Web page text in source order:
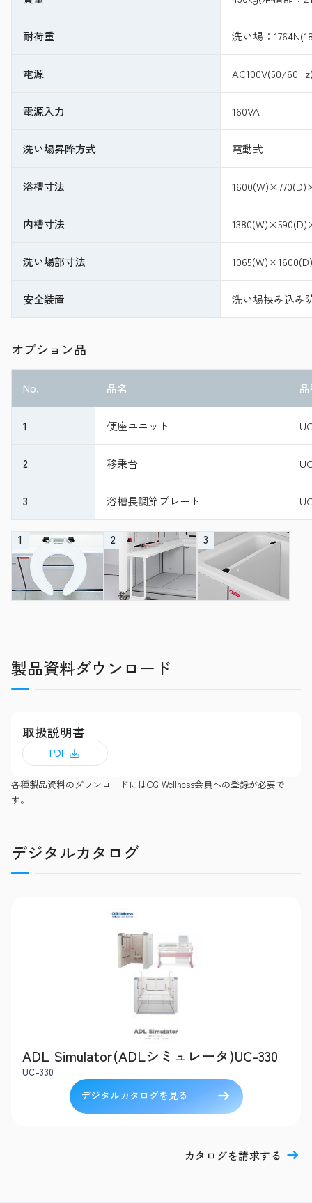
耐荷重 洗い場：
電源 AC100V(50/
電源入力 160VA
洗い場昇降方式 電動式
浴槽寸法
内槽寸法
洗い場部寸法
安全装置 洗い場挟み込み
オプション品
No. 品名
1 便座ユニット
2 移乗台
3 浴槽長調節プレート
1 2 3
製品資料ダウンロード
取扱説明書
PDF
各種製品資料のダウンロードにはOG Wellness会員への登録が必要で
す。
デジタルカタログ
ADL Simulator(ADLシミュレータ)UC-330
UC-330
デジタルカタログを見る
カタログを請求する